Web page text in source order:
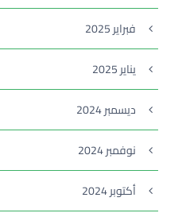
فبراير 2025
يناير 2025
ديسمبر 2024
نوفمبر 2024
أكتوبر 2024